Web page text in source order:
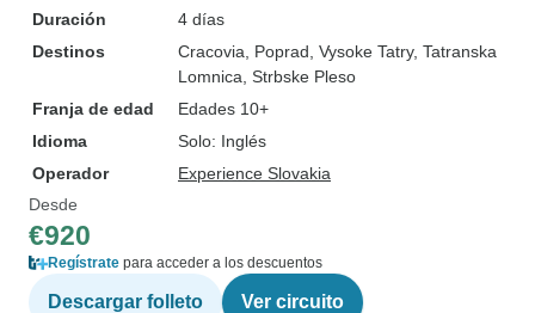
Duración
4 días
Destinos
Cracovia , Poprad , Vysoke Tatry, Tatranska
Lomnica , Strbske Pleso
Franja de edad
Edades 10+
Idioma
Solo: Inglés
Operador
Experience Slovakia
Desde
€920
Regístrate para acceder a los descuentos
Descargar folleto Ver circuito